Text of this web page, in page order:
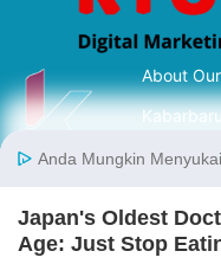
About
serta